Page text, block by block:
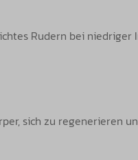
Rudern bei
sich zu regenerieren